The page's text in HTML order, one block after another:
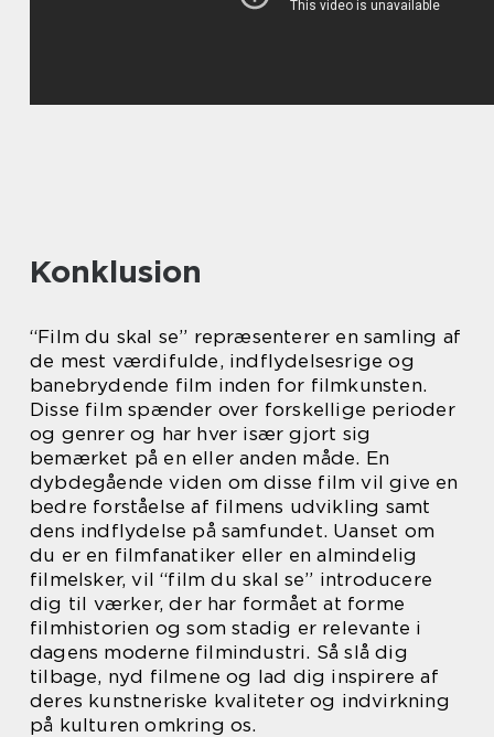
Konklusion
“Film du skal se” repræsenterer en samling af
de mest værdifulde, indflydelsesrige og
banebrydende film inden for filmkunsten.
Disse film spænder over forskellige perioder
og genrer og har hver især gjort sig
bemærket på en eller anden måde. En
dybdegående viden om disse film vil give en
bedre forståelse af filmens udvikling samt
dens indflydelse på samfundet. Uanset om
du er en filmfanatiker eller en almindelig
filmelsker, vil “film du skal se” introducere
dig til værker, der har formået at forme
filmhistorien og som stadig er relevante i
dagens moderne filmindustri. Så slå dig
tilbage, nyd filmene og lad dig inspirere af
deres kunstneriske kvaliteter og indvirkning
på kulturen omkring os.